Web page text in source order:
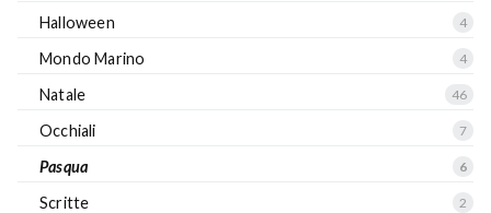
Halloween 4
Mondo Marino 4
Natale 46
Occhiali 7
Pasqua 6
Scritte 2